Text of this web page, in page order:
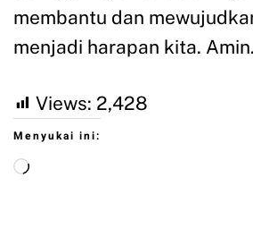
membantu dan
menjadi harapan kita. Amin.
Views: 2,428
Menyukai ini: